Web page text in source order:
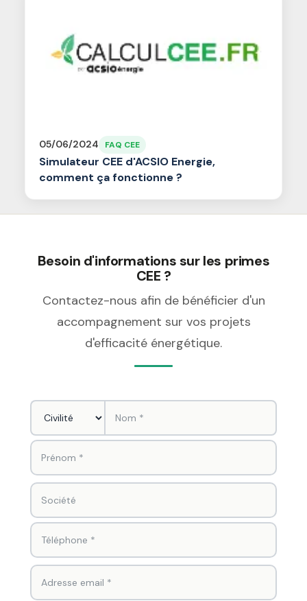
05/06/2024 FAQ CEE
Simulateur CEE d'ACSIO Energie,
comment ça fonctionne ?
Besoin d'informations sur les primes
CEE ?
Contactez-nous afin de bénéficier d'un
accompagnement sur vos projets
d'efficacité énergétique.